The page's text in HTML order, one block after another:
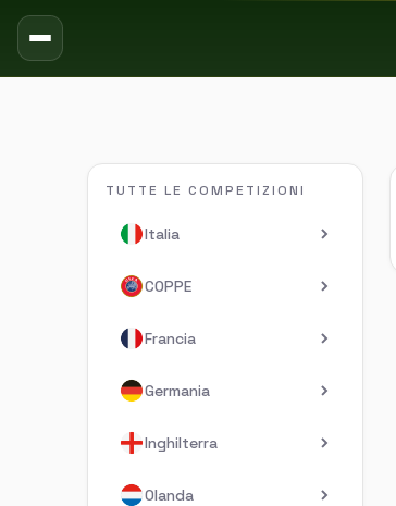
TUTTE LE COMPETIZIONI
Italia
COPPE
Francia
Germania
Inghilterra
Olanda